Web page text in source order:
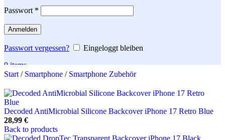
Passwort *
Anmelden
Passwort vergessen?
Eingeloggt bleiben
0items
Search
Start / Smartphone / Smartphone Zubehör
Decoded AntiMicrobial Silicone Backcover iPhone 17 Retro Blue
28,99 €
Back to products